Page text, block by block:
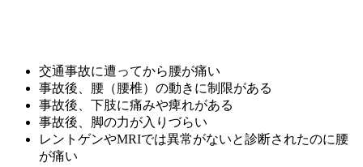
交通事故に遭ってから腰が痛い
事故後、腰（腰椎）の動きに制限がある
事故後、下肢に痛みや痺れがある
事故後、脚の力が入りづらい
レントゲンやMRIでは異常がないと診断されたのに腰
が痛い